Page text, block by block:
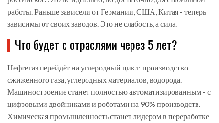
работы. Раньше зависели от Германии, США, Китая - теперь
зависимы от своих заводов. Это не слабость, а сила.
Что будет с отраслями через 5 лет?
Нефтегаз перейдёт на углеродный цикл: производство
сжиженного газа, углеродных материалов, водорода.
Машиностроение станет полностью автоматизированным - с
цифровыми двойниками и роботами на 90% производств.
Химическая промышленность станет лидером в переработке